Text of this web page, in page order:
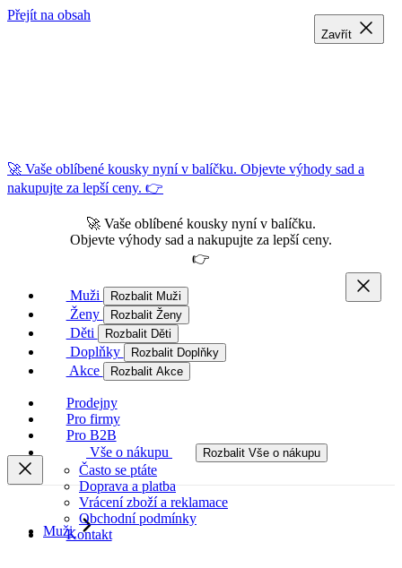
Přejít na obsah
🚀 Vaše oblíbené kousky nyní v balíčku. Objevte výhody sad a
nakupujte za lepší ceny. 👉
🚀 Vaše oblíbené kousky nyní v balíčku.
Objevte výhody sad a nakupujte za lepší ceny.
👉
Muži Rozbalit Muži
Ženy Rozbalit Ženy
Děti Rozbalit Děti
Doplňky Rozbalit Doplňky
Akce Rozbalit Akce
Prodejny
Pro firmy
Pro B2B
Vše o nákupu
Rozbalit Vše o nákupu
Často se ptáte
Doprava a platba
Vrácení zboží a reklamace
Obchodní podmínky
Kontakt
Muži
Zavřít
Zavřít
Zavřít